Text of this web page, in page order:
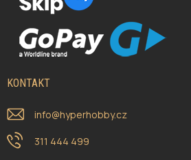
KONTAKT
info@hyperhobby.cz
311 444 499